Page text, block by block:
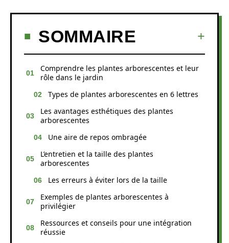
SOMMAIRE
Comprendre les plantes arborescentes et leur
rôle dans le jardin
Types de plantes arborescentes en 6 lettres
Les avantages esthétiques des plantes
arborescentes
Une aire de repos ombragée
L’entretien et la taille des plantes
arborescentes
Les erreurs à éviter lors de la taille
Exemples de plantes arborescentes à
privilégier
Ressources et conseils pour une intégration
réussie